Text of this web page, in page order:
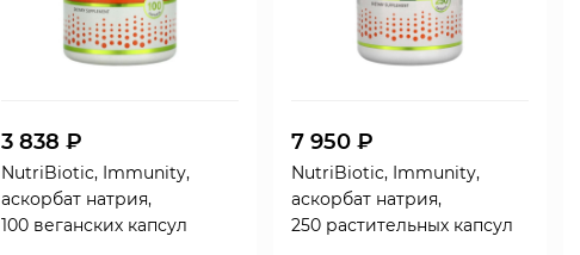
3 838 ₽
NutriBiotic, Immunity,
аскорбат натрия,
100 веганских капсул
7 950 ₽
NutriBiotic, Immunity,
аскорбат натрия,
250 растительных капсул